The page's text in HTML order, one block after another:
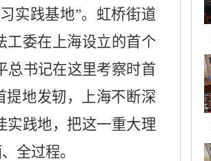
实践基地”。虹桥街道
工委在上海设立的首个
总书记在这里考察时首
提地发轫，上海不断深
实践地，把这一重大理
全过程。